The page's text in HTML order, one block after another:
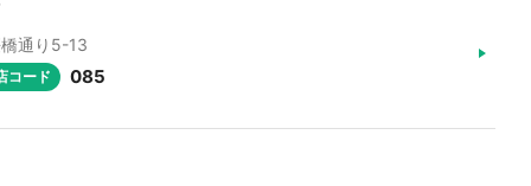
通り5-13
コード 085